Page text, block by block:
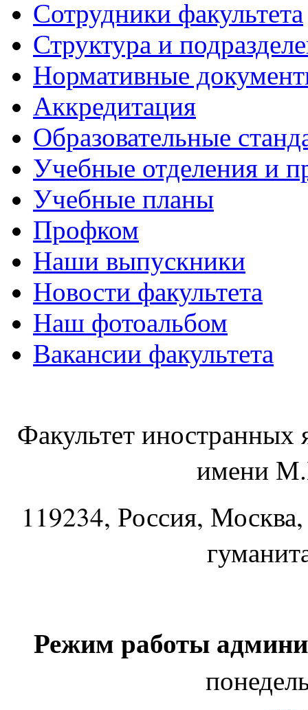
Сотрудники факультета
Структура и
Нормативные
Аккредитация
Образовательные
Учебные отделения и
Учебные планы
Профком
Наши выпускники
Новости факультета
Наш фотоальбом
Вакансии факультета
Факультет
имени
119234, Россия,
Режим работы